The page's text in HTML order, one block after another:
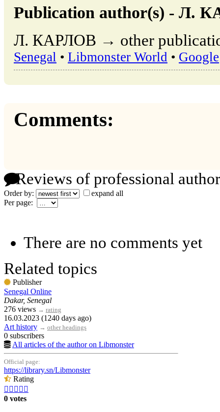
Publication author(s) - Л.
Л. КАРЛОВ → other
Senegal • Libmonster World • Google
Comments:
Reviews of professional
Order by:
expand all
Per page:
There are no comments yet
Related topics
Publisher
Senegal Online
Dakar, Senegal
276 views → rating
16.03.2023 (1240 days ago)
Art history → other headings
0 subscribers
All articles of the author on Libmonster
Official page:
https://library.sn/Libmonster
Rating
    
0 votes